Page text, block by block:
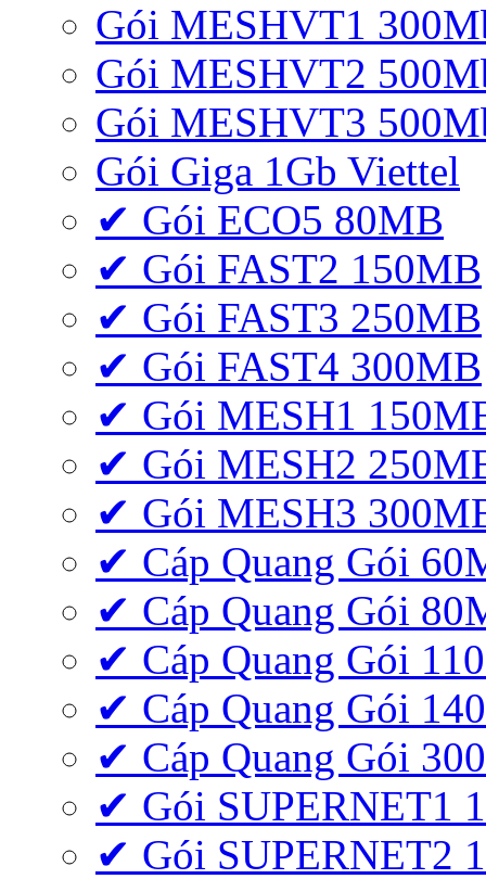
Gói MESHVT1
Gói MESHVT2
Gói MESHVT3
Gói Giga 1Gb Viettel
✔ Gói ECO5 80MB
✔ Gói FAST2 150MB
✔ Gói FAST3 250MB
✔ Gói FAST4 300MB
✔ Gói MESH1
✔ Gói MESH2
✔ Gói MESH3
✔ Cáp Quang Gói
✔ Cáp Quang Gói
✔ Cáp Quang Gói
✔ Cáp Quang Gói
✔ Cáp Quang Gói
✔ Gói SUPERNET1
✔ Gói SUPERNET2